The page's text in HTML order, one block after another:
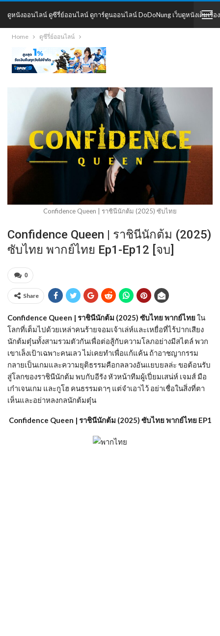
ดูหนังออนไลน์ ดูซีรี่ย์ออนไลน์ ดูการ์ตูนออนไลน์ DoDoNung เว็บดูหนังเต็มเรื่อง
DoDoNung
Home ดูซีรี่ย์ออนไลน์
Confidence Queen | ราชินีนักต้ม (2025) ซับไทย
Confidence Queen | ราชินีนักต้ม (2025)
ซับไทย พากย์ไทย Ep1-Ep12 [จบ]
0
Share
Confidence Queen | ราชินีนักต้ม (2025) ซับไทย พากย์ไทยใน
โลกที่เต็มไปด้วยเหล่าคนร้ายจอมเจ้าเล่ห์และเหยื่อที่ไร้ปากเสียง
นักต้มตุ๋นทั้งสามรวมตัวกันเพื่อต่อสู้กับความโลภอย่างมีสไตล์ พวก
เขาเล็งเป้าเฉพาะคนเลว ไม่เคยทำเพื่อแก้แค้น ถ้าอาชญากรรม
กลายเป็นเกมและความยุติธรรมคือกลลวงอันแยบยลล่ะ ขอต้อนรับ
สู่โลกของราชินีนักต้ม พบกับอีรัง หัวหน้าทีมผู้เปี่ยมเสน่ห์ เจมส์ มือ
เก๋าเจนเกม และกูโฮ คนธรรมดาๆ แต่จำเอาไว้ อย่าเชื่อในสิ่งที่ตา
เห็นและอย่าหลงกลนักต้มตุ๋น
Confidence Queen | ราชินีนักต้ม (2025) ซับไทย พากย์ไทย EP1